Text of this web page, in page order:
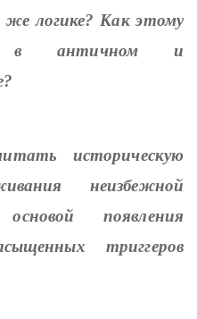
же логике? Как этому
в античном и
историческую
неизбежной
основой появления
триггеров